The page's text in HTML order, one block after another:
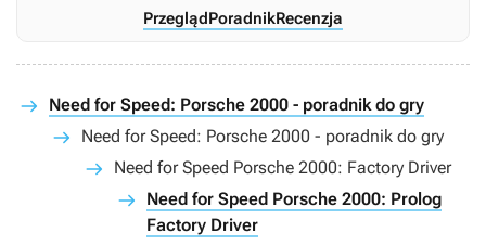
PrzeglądPoradnikRecenzja
Need for Speed: Porsche 2000 - poradnik do gry
Need for Speed: Porsche 2000 - poradnik do gry
Need for Speed Porsche 2000: Factory Driver
Need for Speed Porsche 2000: Prolog
Factory Driver